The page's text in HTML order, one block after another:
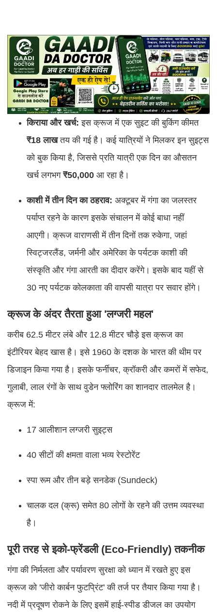
किराया और खर्च: इस क्रूज में एक सुइट की बुकिंग कीमत
₹18 लाखतय की गई है। कई यात्रियों ने मिलकर इन सुइट्स
को बुक किया है, जिससे प्रति यात्री एक दिन का औसतन
खर्च लगभग ₹50,000 आ रहा है।
काशी में तीन दिन का ठहराव: अक्टूबर में गंगा का जलस्तर
पर्याप्त रहने के कारण इसके संचालन में कोई बाधा नहीं
आएगी। क्रूज वाराणसी में तीन दिनों तक रुकेगा, जहां
स्विट्जरलैंड, जर्मनी और अमेरिका के पर्यटक काशी की
संस्कृति और गंगा आरती का दीदार करेंगे। इसके बाद यहीं से
30 नए पर्यटक कोलकाता की वापसी यात्रा पर सवार होंगे।
क्रूज के अंदर तैरता हुआ 'लग्जरी महल'
करीब 62.5 मीटर लंबे और 12.8 मीटर चौड़े इस क्रूज का
इंटीरियर बेहद खास है। इसे 1960 के दशक के भारत की थीम पर
डिजाइन किया गया है। इसके फर्नीचर, क्रॉकरी और कमरों में सफेद,
गुलाबी, लाल रंगों के साथ वुडेन फ्लोरिंग का शानदार तालमेल है।
क्रूज में:
17 आलीशान लग्जरी सुइट्स
40 सीटों की क्षमता वाला भव्य रेस्टोरेंट
स्पा रूम और तीन बड़े सनडेक (Sundeck)
चालक दल (क्रू) समेत 80 लोगों के रहने की उत्तम व्यवस्था
है।
पूरी तरह से इको-फ्रेंडली (Eco-Friendly) तकनीक
गंगा की निर्मलता और पर्यावरण सुरक्षा को ध्यान में रखते हुए इस
क्रूज को 'जीरो कार्बन फुटप्रिंट' की तर्ज पर तैयार किया गया है।
नदी में प्रदूषण रोकने के लिए इसमें हाई-स्पीड डीजल का उपयोग